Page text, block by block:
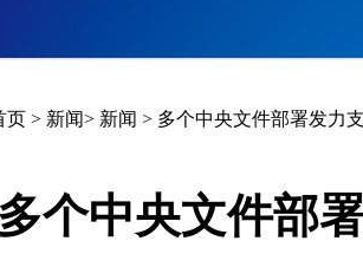
页 > 新闻> 新闻 > 多个中央文件部署发力
多个中央文件部